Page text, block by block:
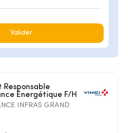
Valider
Énergétique F/H
INFRAS GRAND